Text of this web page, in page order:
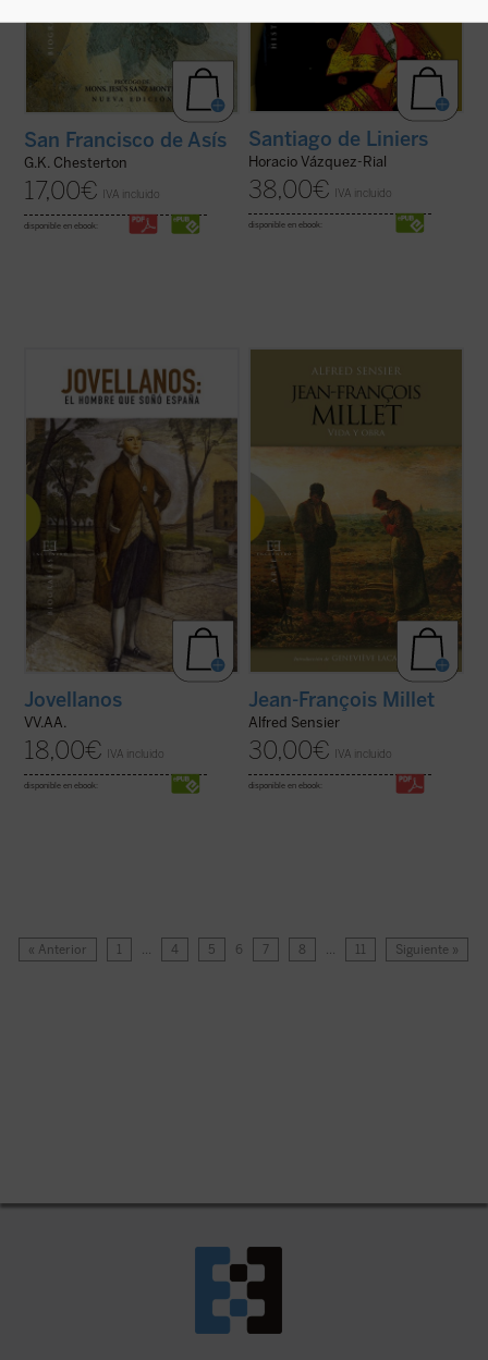
San Francisco de Asís
G.K. Chesterton
17,00€ IVA incluido
disponible en ebook:
Santiago de Liniers
Horacio Vázquez-Rial
38,00€ IVA incluido
disponible en ebook:
Gaspar Melchor de Jovellanos, la figura del
más importante de los ilustrados
españoles sigue suscitando debates e
interrogantes. Los autores de este
volumen colectivo, todos ellos
especialistas en la vida y ...
(ver ficha)
Jovellanos
VV.AA.
18,00€ IVA incluido
disponible en ebook:
Jean François Millet (1814-1875), criado en
un pintor realista centrado muy
singularmente en expresar su profunda
admiración por la vida de la gente humilde y
campesina en un momento en que la
sociedad ...(ver ficha)
Jean-François Millet
Alfred Sensier
30,00€ IVA incluido
disponible en ebook:
« Anterior 1 … 4 5 6 7 8 … 11 Siguiente »